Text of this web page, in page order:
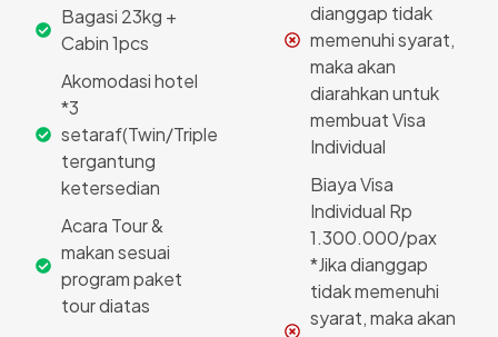
Bagasi 23kg +
Cabin 1pcs
Akomodasi hotel
*3
setaraf(Twin/Triple
tergantung
ketersedian
Acara Tour &
makan sesuai
program paket
tour diatas
dianggap tidak
memenuhi syarat,
maka akan
diarahkan untuk
membuat Visa
Individual
Biaya Visa
Individual Rp
1.300.000/pax
*Jika dianggap
tidak memenuhi
syarat, maka akan